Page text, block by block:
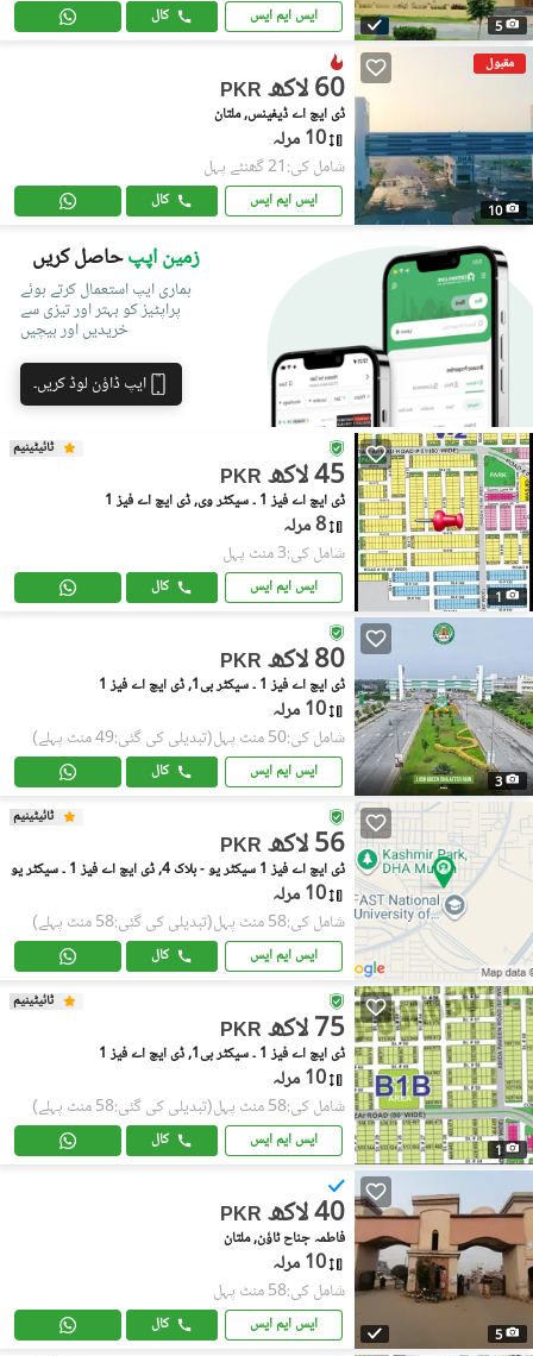
5 ایس ایم ایس کال
مقبول
10
PKR 60 لاکھ
ڈی ایچ اے ڈیفینس, ملتان
10 مرلہ
شامل کی:21 گھنٹے پہل
ایس ایم ایس کال
زمین اپپحاصل کریں
ہماری ایپ استعمال کرتے ہوئے
پراپٹیز کو بہتر اور تیزی سے
خریدیں اور بیچیں
ایپ ڈاؤن لوڈ کریں۔
1
ٹائیٹینیم
PKR 45 لاکھ
ڈی ایچ اے فیز 1 ۔ سیکٹر وی, ڈی ایچ اے فیز 1
8 مرلہ
شامل کی:3 منٹ پہل
ایس ایم ایس کال
3
PKR 80 لاکھ
ڈی ایچ اے فیز 1 ۔ سیکٹر بی1, ڈی ایچ اے فیز 1
10 مرلہ
شامل کی:50 منٹ پہل (تبدیلی کی گئی:49 منٹ پہلے)
ایس ایم ایس کال
ٹائیٹینیم
PKR 56 لاکھ
ڈی ایچ اے فیز 1 سیکٹر یو - بلاک 4, ڈی ایچ اے فیز 1 ۔ سیکٹر یو
10 مرلہ
شامل کی:58 منٹ پہل (تبدیلی کی گئی:58 منٹ پہلے)
ایس ایم ایس کال
1
ٹائیٹینیم
PKR 75 لاکھ
ڈی ایچ اے فیز 1 ۔ سیکٹر بی1, ڈی ایچ اے فیز 1
10 مرلہ
شامل کی:58 منٹ پہل (تبدیلی کی گئی:58 منٹ پہلے)
ایس ایم ایس کال
5
PKR 40 لاکھ
فاطمہ جناح ٹاؤن, ملتان
10 مرلہ
شامل کی:58 منٹ پہل
ایس ایم ایس کال